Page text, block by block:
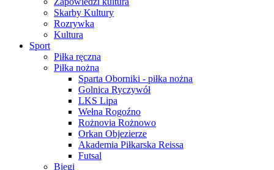
Skarby Kultury
Rozrywka
Kultura
Sport
Piłka ręczna
Piłka nożna
Sparta Oborniki - piłka nożna
Golnica Ryczywół
LKS Lipa
Wełna Rogoźno
Rożnovia Rożnowo
Orkan Objezierze
Akademia Piłkarska Reissa
Futsal
Biegi